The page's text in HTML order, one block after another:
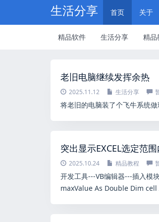
生活分享 首页 关于
精品软件 生活分享 精品
老旧电脑继续发挥余热
2025.11.12 生活分享
将老旧的电脑装了个飞牛系统
突出显示EXCEL选定范
2025.10.24 精品教程
开发工具---VB编辑器---插入
maxValue As Double Dim